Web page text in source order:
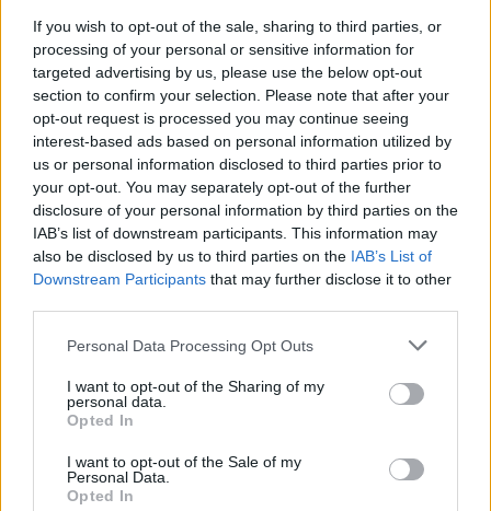
If you wish to opt-out of the sale, sharing to third parties, or
processing of your personal or sensitive information for
targeted advertising by us, please use the below opt-out
section to confirm your selection. Please note that after your
opt-out request is processed you may continue seeing
interest-based ads based on personal information utilized by
us or personal information disclosed to third parties prior to
your opt-out. You may separately opt-out of the further
disclosure of your personal information by third parties on the
IAB’s list of downstream participants. This information may
also be disclosed by us to third parties on the IAB’s List of
Downstream Participants that may further disclose it to other
Personal Data Processing Opt Outs
I want to opt-out of the Sharing of my
personal data.
Opted In
I want to opt-out of the Sale of my
Personal Data.
Opted In
Ειδήσεις 5-8-2026
ΑΠΟΨΕΙΣ